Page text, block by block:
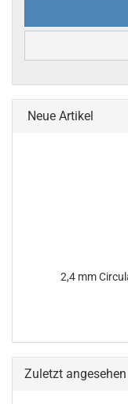
Neue Artikel
2,4 mm
Zuletzt angesehen